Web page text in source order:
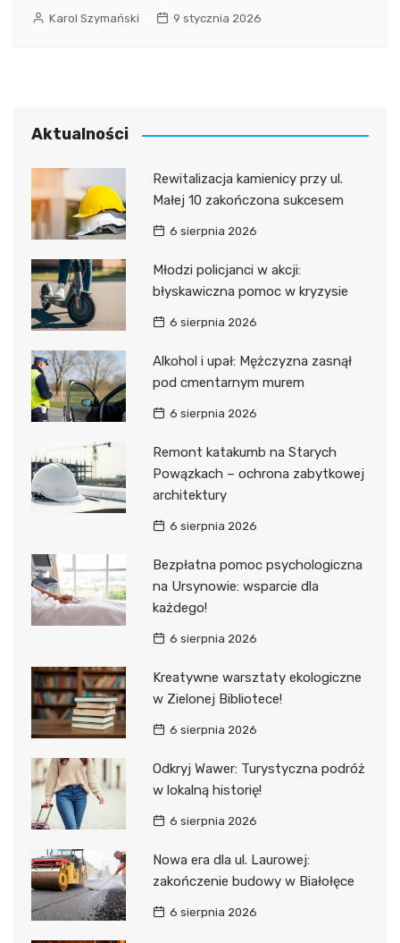
Karol Szymański 9 stycznia 2026
Aktualności
Rewitalizacja kamienicy przy ul.
Małej 10 zakończona sukcesem
6 sierpnia 2026
Młodzi policjanci w akcji:
błyskawiczna pomoc w kryzysie
6 sierpnia 2026
Alkohol i upał: Mężczyzna zasnął
pod cmentarnym murem
6 sierpnia 2026
Remont katakumb na Starych
Powązkach – ochrona zabytkowej
architektury
6 sierpnia 2026
Bezpłatna pomoc psychologiczna
na Ursynowie: wsparcie dla
każdego!
6 sierpnia 2026
Kreatywne warsztaty ekologiczne
w Zielonej Bibliotece!
6 sierpnia 2026
Odkryj Wawer: Turystyczna podróż
w lokalną historię!
6 sierpnia 2026
Nowa era dla ul. Laurowej:
zakończenie budowy w Białołęce
6 sierpnia 2026